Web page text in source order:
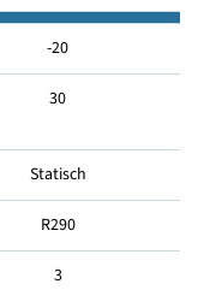
-20
30
Statisch
R290
3